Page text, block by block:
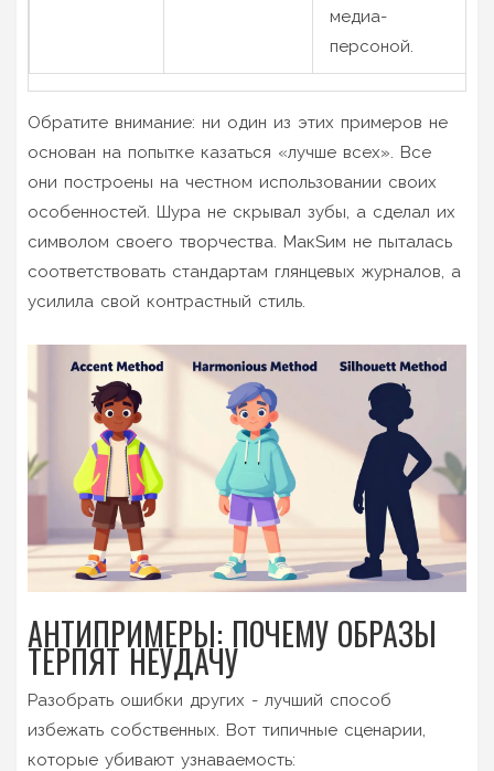
медиа-
персоной.
Обратите внимание: ни один из этих примеров не
основан на попытке казаться «лучше всех». Все
они построены на честном использовании своих
особенностей. Шура не скрывал зубы, а сделал их
символом своего творчества. МакSим не пыталась
соответствовать стандартам глянцевых журналов, а
усилила свой контрастный стиль.
АНТИПРИМЕРЫ: ПОЧЕМУ ОБРАЗЫ
ТЕРПЯТ НЕУДАЧУ
Разобрать ошибки других - лучший способ
избежать собственных. Вот типичные сценарии,
которые убивают узнаваемость: